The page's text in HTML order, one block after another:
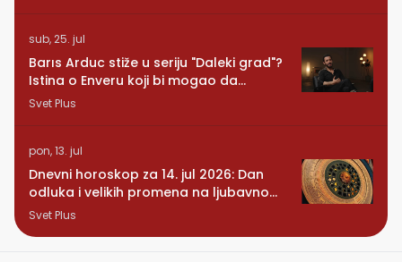
sub, 25. jul
Barıs Arduc stiže u seriju "Daleki grad"?
Istina o Enveru koji bi mogao da
promeni sve
Svet Plus
pon, 13. jul
Dnevni horoskop za 14. jul 2026: Dan
odluka i velikih promena na ljubavnom
planu
Svet Plus